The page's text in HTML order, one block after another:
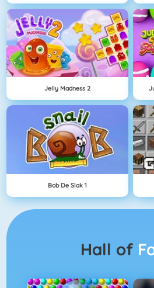
Jelly Madness 2
Bob De Slak 1
Hall of